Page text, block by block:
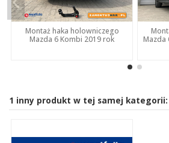
Montaż haka holowniczego
Mazda 6 Kombi 2019 rok
Mazda
1 inny produkt w tej samej kategorii: